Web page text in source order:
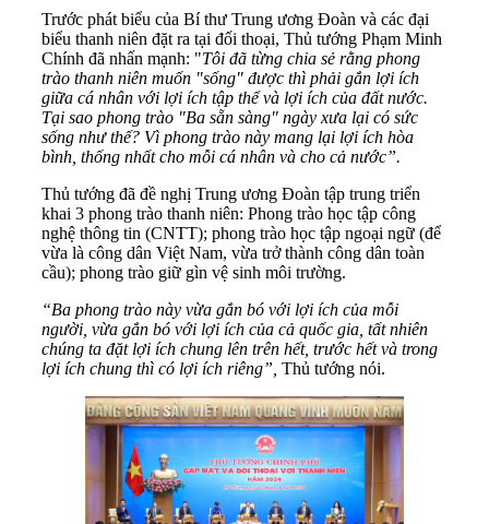
Trước phát biểu của Bí thư Trung ương Đoàn và các đại
biểu thanh niên đặt ra tại đối thoại, Thủ tướng Phạm Minh
Chính đã nhấn mạnh: "Tôi đã từng chia sẻ rằng phong
trào thanh niên muốn "sống" được thì phải gắn lợi ích
giữa cá nhân với lợi ích tập thể và lợi ích của đất nước.
Tại sao phong trào "Ba sẵn sàng" ngày xưa lại có sức
sống như thế? Vì phong trào này mang lại lợi ích hòa
bình, thống nhất cho mỗi cá nhân và cho cả nước”.
Thủ tướng đã đề nghị Trung ương Đoàn tập trung triển
khai 3 phong trào thanh niên: Phong trào học tập công
nghệ thông tin (CNTT); phong trào học tập ngoại ngữ (để
vừa là công dân Việt Nam, vừa trở thành công dân toàn
cầu); phong trào giữ gìn vệ sinh môi trường.
“Ba phong trào này vừa gắn bó với lợi ích của mỗi
người, vừa gắn bó với lợi ích của cả quốc gia, tất nhiên
chúng ta đặt lợi ích chung lên trên hết, trước hết và trong
lợi ích chung thì có lợi ích riêng”, Thủ tướng nói.